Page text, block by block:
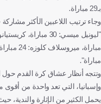
بـ29 مباراة.
وجاء ترتيب اللاعبين الأكثر
مباراة".
وتتجه أنظار عشاق كرة القدم حول
يحمل الكثير من الإثارة